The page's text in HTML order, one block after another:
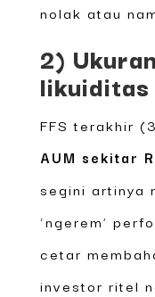
nolak atau
2)
FFS terakhir
AUM sekitar
segini artinya
‘ngerem’
cetar
investor ritel